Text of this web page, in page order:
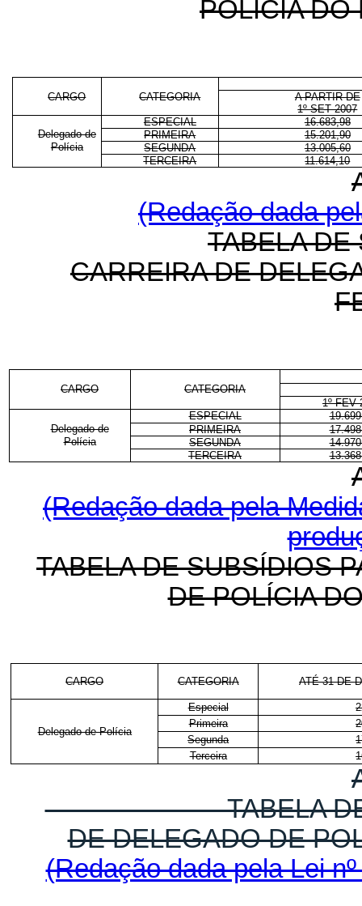
POLÍCIA DO
CARGO CATEGORIA
A PARTIR DE
1º SET 2007
ESPECIAL
16.683,98
Delegado de
PRIMEIRA
15.201,90
Polícia
SEGUNDA
13.005,60
TERCEIRA
11.614,10
(Redação dada
TABELA DE
CARREIRA DE
CARGO
CATEGORIA
1º FEV
ESPECIAL
Delegado de
PRIMEIRA
Polícia
SEGUNDA
TERCEIRA
(Redação dada pela
TABELA DE SUBSÍDIOS
DE POLÍCIA
CARGO CATEGORIA ATÉ 31 DE
Delegado de Polícia
Especial
Primeira
Segunda
Terceira
TABELA DE
DE DELEGADO DE
(Redação dada pela Lei